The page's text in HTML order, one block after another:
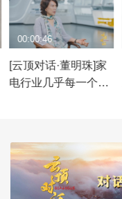
[云顶对话·董明珠]家
电行业几乎每一个企
00:00:46